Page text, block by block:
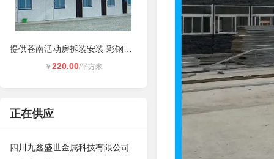
￥ 220.00/平方米
正在供应
四川九鑫盛世金属科技有限公司